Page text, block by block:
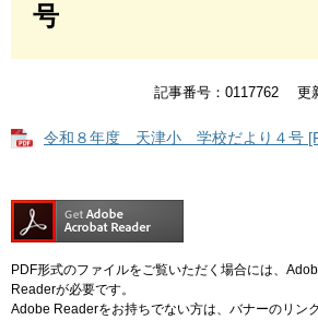
号
記事番号：0117762 更
令和８年度 天津小 学校だより４号
PDF形式のファイルをご覧いただく場合には、
Readerが必要です。
Adobe Readerをお持ちでない方は、バナーのリン